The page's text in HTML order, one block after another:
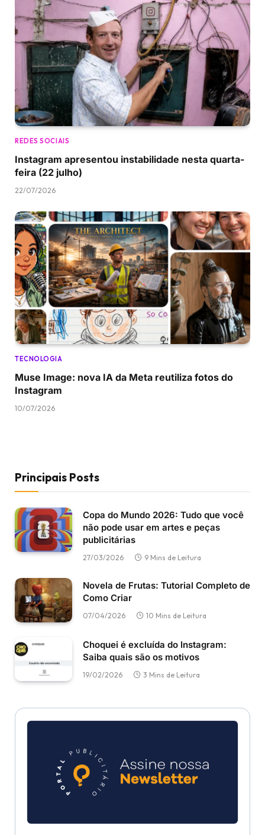
REDES SOCIAIS
Instagram apresentou instabilidade nesta quarta-
feira (22 julho)
22/07/2026
TECNOLOGIA
Muse Image: nova IA da Meta reutiliza fotos do
Instagram
10/07/2026
Principais Posts
Copa do Mundo 2026: Tudo que você
não pode usar em artes e peças
publicitárias
27/03/2026 9 Mins de Leitura
Novela de Frutas: Tutorial Completo de
Como Criar
07/04/2026 10 Mins de Leitura
Choquei é excluída do Instagram:
Saiba quais são os motivos
19/02/2026 3 Mins de Leitura